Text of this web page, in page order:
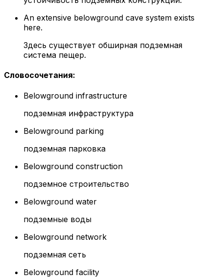
An extensive belowground cave system exists
here.
Здесь существует обширная подземная
система пещер.
Словосочетания:
Belowground infrastructure
подземная инфраструктура
Belowground parking
подземная парковка
Belowground construction
подземное строительство
Belowground water
подземные воды
Belowground network
подземная сеть
Belowground facility